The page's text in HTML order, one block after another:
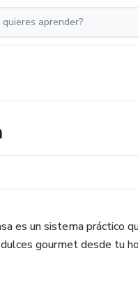
es un sistema práctico
gourmet desde tu